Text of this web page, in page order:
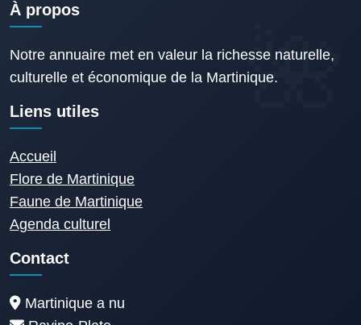
À propos
Notre annuaire met en valeur la richesse naturelle,
culturelle et économique de la Martinique.
Liens utiles
Accueil
Flore de Martinique
Faune de Martinique
Agenda culturel
Contact
Martinique a nu